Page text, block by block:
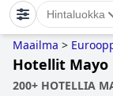
Hintaluokka
Maailma >
Hotellit Mayo
200+ HOTELLIA